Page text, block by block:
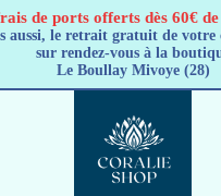
de ports offerts dès 60€
aussi, le retrait gratuit de votre
sur rendez-vous à la
Le Boullay Mivoye (28)
des cookies